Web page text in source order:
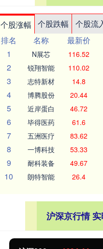
个股涨幅 个股跌幅 个股流
排名
名称 最新价
1
N展芯 116.52
2 锐翔智能 110.02
3 志特新材 14.8
4 博腾股份 20.44
5 近岸蛋白 46.72
6 毕得医药 61.6
7 五洲医疗 83.62
8 一博科技 53.33
9 耐科装备 49.67
10 朗特智能 26.4
沪深京行情